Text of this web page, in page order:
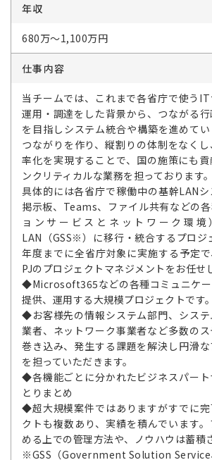
年収
680万～1,100万円
仕事内容
当チームでは、これまで各省庁で使う
運用・調達をした背景から、つながる
を目指しシステム統合や構築を進めて
つながりを作り、縦割りの体制をなく
率化を実現することで、国の施策にも
ンクリティカルな業務を担っております。
具体的には各省庁で稼働中の基幹LANシ
掲示板、Teams、ファイル共有などの
ョンサービスとネットワーク環
LAN（GSS※）に移行・統合するプロジ
年度までに全省庁対象に実施する予定
PJのプロジェクトマネジメントをお任せ
◆Microsoft365などの各種コミュニケー
提供、運用する大規模プロジェクトです。
◆お客様先の情報システム部門、システ
業者、ネットワーク事業者など多数の
巻き込み、発生する課題を解決し円滑
を担っていただきます。
◆各機能ごとに分かれたビジネスパート
とりまとめ
◆超大規模案件ではありますがすでに完
クトも複数あり、実績を積んでいます
める上での管理方法や、ノウハウは蓄積
※GSS（Government Solution Service